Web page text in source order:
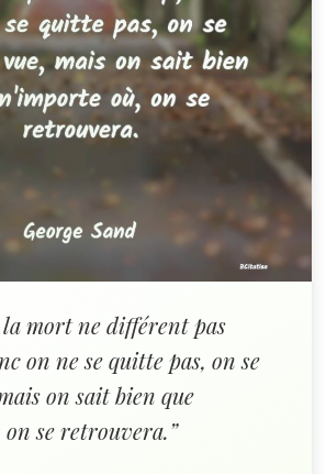
la mort ne différent pas
on ne se quitte pas, on se
on sait bien que
se retrouvera.”